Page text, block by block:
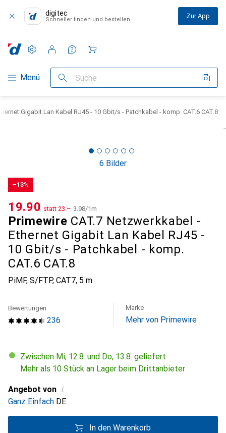
digitec
Schneller finden und bestellen Zur App
Navigation nach Kategorien
Menü Suche
Einstellungen
Kundenkonto
Vergleichslisten
Merklisten
Warenkorb
Gigabit Lan Kabel RJ45 - 10 Gbit/s - Patchkabel - komp. CAT.6 CAT.8
6 Bilder
−13%
Primewire CAT.7 Netzwerkkabel -
Ethernet Gigabit Lan Kabel RJ45 -
10 Gbit/s - Patchkabel - komp.
CAT.6 CAT.8
PiMF, S/FTP, CAT7, 5 m
CHF
19.90 statt CHF
23.– CHF
3.98/1m
236
Bewertungen Marke
Mehr von Primewire
Zwischen Mi, 12.8. und Do, 13.8. geliefert
Mehr als 10 Stück an Lager beim Drittanbieter
Angebot von i
Ganz Einfach DE
In den Warenkorb